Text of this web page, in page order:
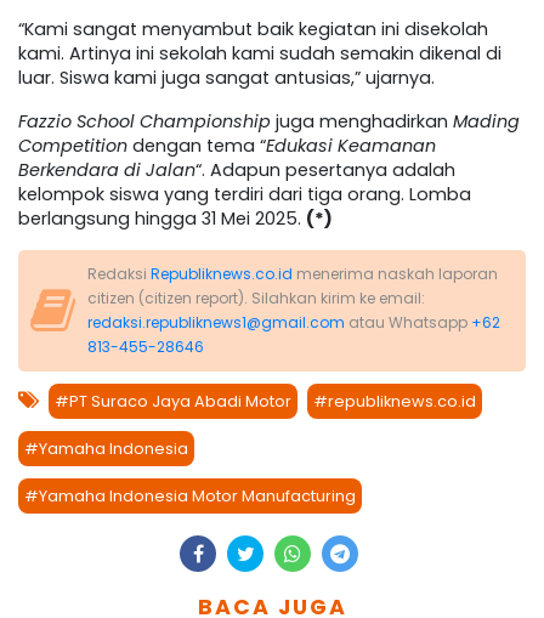
“Kami sangat menyambut baik kegiatan ini disekolah
kami. Artinya ini sekolah kami sudah semakin dikenal di
luar. Siswa kami juga sangat antusias,” ujarnya.
Fazzio School Championship juga menghadirkan Mading
Competition dengan tema “Edukasi Keamanan
Berkendara di Jalan“. Adapun pesertanya adalah
kelompok siswa yang terdiri dari tiga orang. Lomba
berlangsung hingga 31 Mei 2025. (*)
Redaksi Republiknews.co.id menerima naskah laporan
citizen (citizen report). Silahkan kirim ke email:
redaksi.republiknews1@gmail.com atau Whatsapp +62
813-455-28646
#PT Suraco Jaya Abadi Motor #republiknews.co.id
#Yamaha Indonesia
#Yamaha Indonesia Motor Manufacturing
BACA JUGA